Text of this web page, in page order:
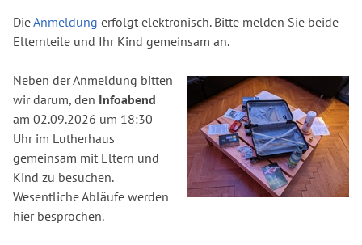
DieAnmeldung erfolgt elektronisch. Bitte melden Sie beide
Elternteile und Ihr Kind gemeinsam an.
Neben der Anmeldung bitten
wir darum, den Infoabend
am 02.09.2026 um 18:30
Uhr im Lutherhaus
gemeinsam mit Eltern und
Kind zu besuchen.
Wesentliche Abläufe werden
hier besprochen.